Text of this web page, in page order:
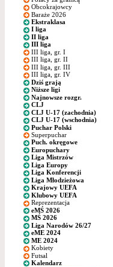
Obcokrajowcy
Baraże 2026
Ekstraklasa
I liga
II liga
III liga
III liga, gr. I
III liga, gr. II
III liga, gr. III
III liga, gr. IV
Dziś grają
Niższe ligi
Najnowsze rozgr.
CLJ
CLJ U-17 (zachodnia)
CLJ U-17 (wschodnia)
Puchar Polski
Superpuchar
Puch. okręgowe
Europuchary
Liga Mistrzów
Liga Europy
Liga Konferencji
Liga Młodzieżowa
Krajowy UEFA
Klubowy UEFA
Reprezentacja
eMŚ 2026
MŚ 2026
Liga Narodów 26/27
eME 2024
ME 2024
Kobiety
Futsal
Kalendarz